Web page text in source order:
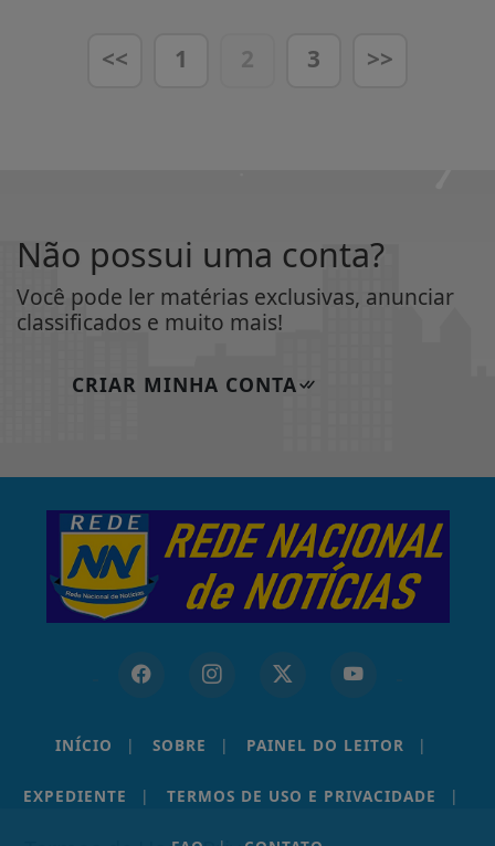
<< 1 2 3 >>
Não possui uma conta?
Você pode ler matérias exclusivas, anunciar
classificados e muito mais!
CRIAR MINHA CONTA
INÍCIO | SOBRE | PAINEL DO LEITOR |
EXPEDIENTE | TERMOS DE USO E PRIVACIDADE |